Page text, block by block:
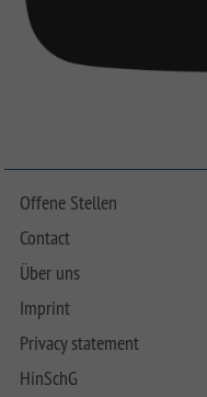
Offene Stellen
Contact
Über uns
Imprint
Privacy statement
HinSchG